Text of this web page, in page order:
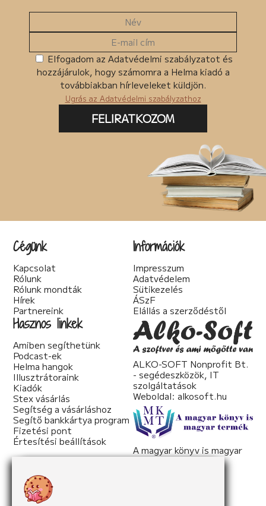
Elfogadom az Adatvédelmi szabályzatot és
hozzájárulok, hogy számomra a Helma kiadó a
továbbiakban hírleveleket küldjön.
Ugrás az Adatvédelmi szabályzathoz
FELIRATKOZOM
Cégünk
Kapcsolat
Rólunk
Rólunk mondták
Hírek
Partnereink
Információk
Impresszum
Adatvédelem
Sütikezelés
ÁSzF
Elállás a szerződéstől
Hasznos linkek
Amiben segíthetünk
Podcast-ek
Helma hangok
Illusztrátoraink
Kiadók
Stex vásárlás
Segítség a vásárláshoz
Segítő bankkártya program
Fizetési pont
Értesítési beállítások
ALKO-SOFT Nonprofit Bt.
- segédeszközök, IT
szolgáltatások
Weboldal: alkosoft.hu
A magyar könyv is magyar
termék